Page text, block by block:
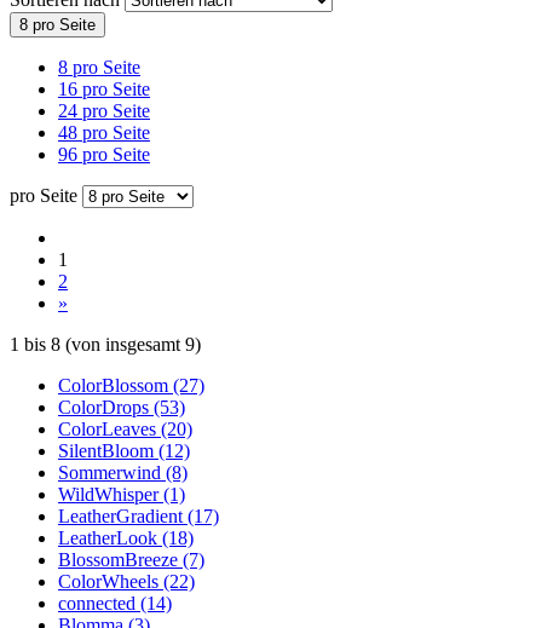
8 pro Seite
8 pro Seite
16 pro Seite
24 pro Seite
48 pro Seite
96 pro Seite
pro Seite
1
2
»
1 bis 8 (von insgesamt 9)
ColorBlossom (27)
ColorDrops (53)
ColorLeaves (20)
SilentBloom (12)
Sommerwind (8)
WildWhisper (1)
LeatherGradient (17)
LeatherLook (18)
BlossomBreeze (7)
ColorWheels (22)
connected (14)